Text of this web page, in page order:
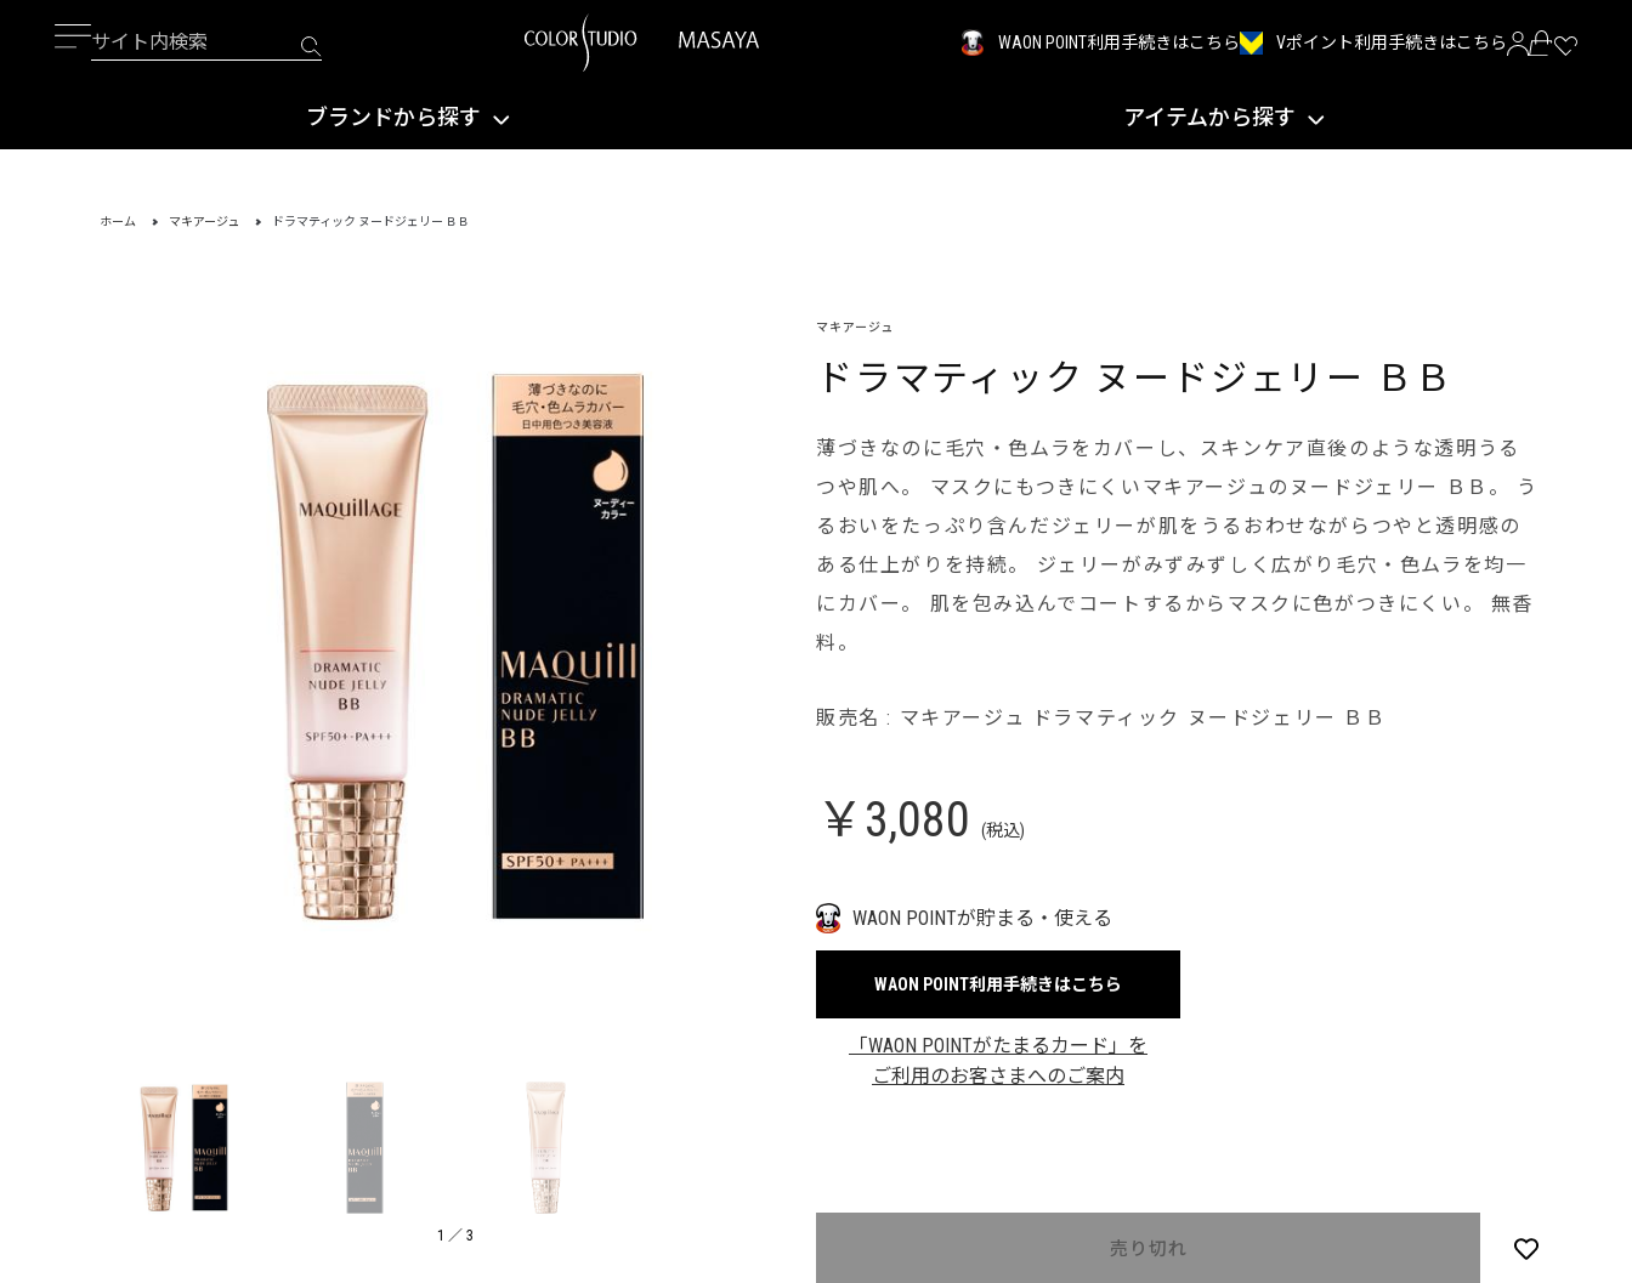
WAON POINT利用手続きはこちら Vポイント利用手続きはこちら
ブランドから探す アイテムから探す
ホーム マキアージュ ドラマティック ヌードジェリー ＢＢ
1 ／ 3
マキアージュ
ドラマティック ヌードジェリー ＢＢ
薄づきなのに毛穴・色ムラをカバーし、スキンケア直後のような透明うる
つや肌へ。 マスクにもつきにくいマキアージュのヌードジェリー ＢＢ。 う
るおいをたっぷり含んだジェリーが肌をうるおわせながらつやと透明感の
ある仕上がりを持続。 ジェリーがみずみずしく広がり毛穴・色ムラを均一
にカバー。 肌を包み込んでコートするからマスクに色がつきにくい。 無香
料。
販売名 : マキアージュ ドラマティック ヌードジェリー ＢＢ
￥3,080 (税込)
WAON POINTが貯まる・使える
WAON POINT利用手続きはこちら
「WAON POINTがたまるカード」を
ご利用のお客さまへのご案内
売り切れ